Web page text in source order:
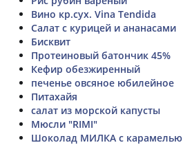
Вино кр.сух. Vina Tendida
Салат с курицей и ананасами
Бисквит
Протеиновый батончик 45%
Кефир обезжиренный
печенье овсяное юбилейное
Питахайя
салат из морской капусты
Мюсли "RIMI"
Шоколад МИЛКА с карамелью